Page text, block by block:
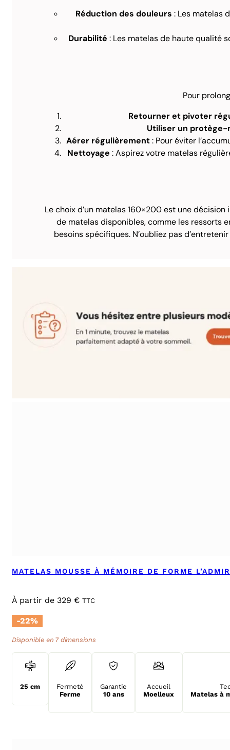
Réduction des douleurs : Les matelas
Durabilité : Les matelas de haute qualité
Pour
Retourner et pivoter
Utiliser un protège-
Aérer régulièrement: Pour éviter
Nettoyage : Aspirez votre matelas
Le choix d’un matelas 160×200 est une
de matelas disponibles, comme les ressorts
besoins spécifiques. N’oubliez pas
MATELAS MOUSSE À MÉMOIRE DE FORME
À partir de 329 € TTC
-22%
Disponible en 7 dimensions
25 cm
Fermeté
Ferme
Garantie
10 ans
Accueil
Moelleux
Matelas à